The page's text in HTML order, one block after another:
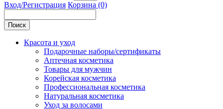
Вход/Регистрация Корзина (0)
Поиск
Красота и уход
Подарочные наборы/сертификаты
Аптечная косметика
Товары для мужчин
Корейская косметика
Профессиональная косметика
Натуральная косметика
Уход за волосами